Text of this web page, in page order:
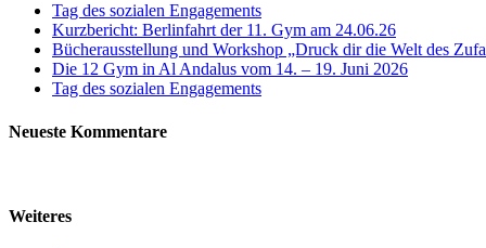
Tag des sozialen Engagements
Kurzbericht: Berlinfahrt der 11. Gym am 24.06.26
Bücherausstellung und Workshop „Druck dir die Welt des
Die 12 Gym in Al Andalus vom 14. – 19. Juni 2026
Tag des sozialen Engagements
Neueste Kommentare
Weiteres